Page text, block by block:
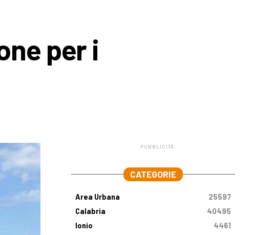
per i
PUBBLICITÀ
CATEGORIE
Area Urbana
25597
Calabria
40495
Ionio
4461